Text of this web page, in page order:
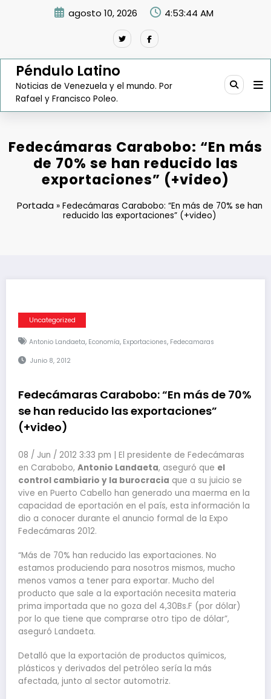
agosto 10, 2026 4:53:45 AM
Péndulo Latino
Noticias de Venezuela y el mundo. Por
Rafael y Francisco Poleo.
Fedecámaras Carabobo: “En más
de 70% se han reducido las
exportaciones” (+video)
Portada» Fedecámaras Carabobo: “En más de 70% se han
reducido las exportaciones” (+video)
Uncategorized
Antonio Landaeta, Economía, Exportaciones, Fedecamaras
Junio 8, 2012
Fedecámaras Carabobo: “En más de 70%
se han reducido las exportaciones”
(+video)
08 / Jun / 2012 3:33 pm | El presidente de Fedecámaras
en Carabobo, Antonio Landaeta, aseguró que el
control cambiario y la burocracia que a su juicio se
vive en Puerto Cabello han generado una maerma en la
capacidad de eportación en el país, esta información la
dio a conocer durante el anuncio formal de la Expo
Fedecámaras 2012.
“Más de 70% han reducido las exportaciones. No
estamos produciendo para nosotros mismos, mucho
menos vamos a tener para exportar. Mucho del
producto que sale a la exportación necesita materia
prima importada que no goza del 4,30Bs.F (por dólar)
por lo que tiene que comprarse otro tipo de dólar”,
aseguró Landaeta.
Detalló que la exportación de productos químicos,
plásticos y derivados del petróleo sería la más
afectada, junto al sector automotriz.